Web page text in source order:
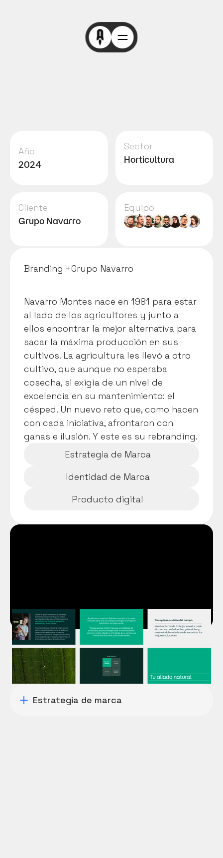
Año
2024
Sector
Horticultura
Cliente
Grupo Navarro
Equipo
Branding -> Grupo Navarro
Nava
r
r oMon
te
s
Navarro Montes nace en 1981 para estar
al lado de los agricultores y junto a
ellos encontrar la mejor alternativa para
sacar la máxima producción en sus
cultivos. La agricultura les llevó a otro
cultivo, que aunque no esperaba
cosecha, si exigía de un nivel de
excelencia en su mantenimiento: el
césped. Un nuevo reto que, como hacen
con cada iniciativa, afrontaron con
ganas e ilusión. Y este es su rebranding.
Estrategia de Marca
Identidad de Marca
Producto digital
Estrategia de marca